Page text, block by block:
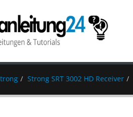
Strong SRT 3002 HD Receiver